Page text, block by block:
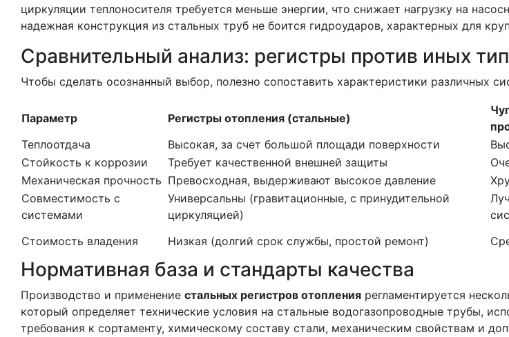
циркуляции теплоносителя требуется меньше энергии, что снижает нагрузку на
надежная конструкция из стальных труб не боится гидроударов, характерных для
Сравнительный анализ: регистры против иных
Чтобы сделать осознанный выбор, полезно сопоставить характеристики различных
Параметр Регистры отопления (стальные)
Теплоотдача
Высокая, за счет большой площади поверхности
Стойкость к коррозии
Требует качественной внешней защиты
Механическая прочность Превосходная, выдерживают высокое давление
Совместимость с
системами
Универсальны (гравитационные, с принудительной
циркуляцией)
Стоимость владения Низкая (долгий срок службы, простой ремонт)
Нормативная база и стандарты качества
Производство и применение стальных регистров отопления регламентируется
который определяет технические условия на стальные водогазопроводные трубы,
требования к сортаменту, химическому составу стали, механическим свойствам и